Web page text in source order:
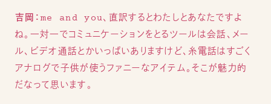
吉岡：me and you、直訳するとわたしとあなたですよ
ね。一対一でコミュニケーションをとるツールは会話、メー
ル、ビデオ通話とかいっぱいありますけど、糸電話はすごく
アナログで子供が使うファニーなアイテム。そこが魅力的
だなって思います。